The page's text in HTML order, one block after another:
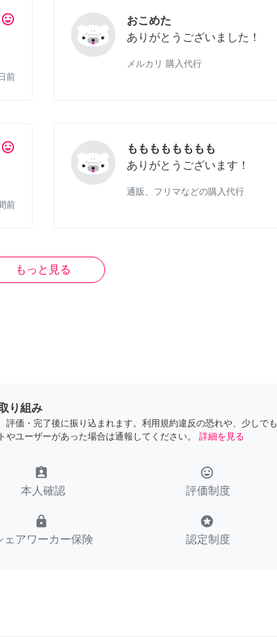
tag_faces
前
おこめた
ありがとうございました！
メルカリ 購入代行
tag_faces
前
もももももももも
ありがとうございます！
通販、フリマなどの購入代行
もっと見る
り組み
評価・完了後に振り込まれます。利用規約違反の恐れや、少しでも
ユーザーがあった場合は通報してください。
詳細を見る
assignment_ind
本人確認
tag_faces
評価制度
lock
ェアワーカー保険
stars
認定制度